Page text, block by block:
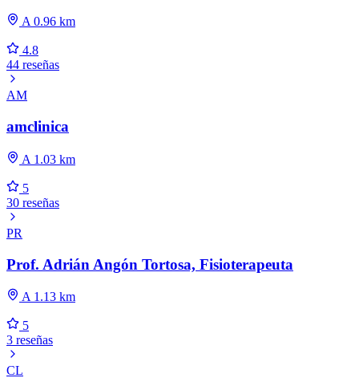
A 0.96 km
4.8
44 reseñas
AM
amclinica
A 1.03 km
5
30 reseñas
PR
Prof. Adrián Angón Tortosa, Fisioterapeuta
A 1.13 km
5
3 reseñas
CL